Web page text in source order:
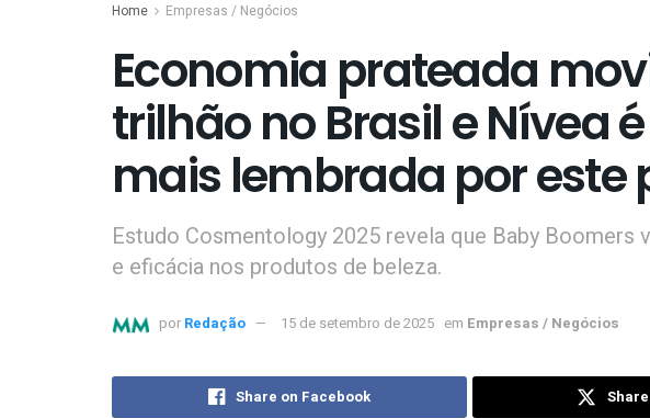
Home Empresas / Negócios
Economia prateada
trilhão no Brasil e Nívea
mais lembrada por este
Estudo Cosmentology 2025 revela que Baby Boomers
e eficácia nos produtos de beleza.
por Redação 15 de setembro de 2025 em Empresas / Negócios
Share on Facebook